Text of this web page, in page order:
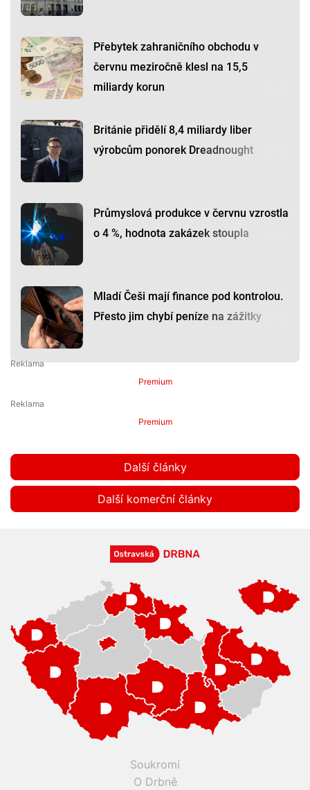
Přebytek zahraničního obchodu v
červnu meziročně klesl na 15,5
miliardy korun
Británie přidělí 8,4 miliardy liber
výrobcům ponorek Dreadnought
Průmyslová produkce v červnu vzrostla
o 4 %, hodnota zakázek stoupla
Mladí Češi mají finance pod kontrolou.
Přesto jim chybí peníze na zážitky
Premium
Premium
Další články
Další komerční články
Soukromí
O Drbně